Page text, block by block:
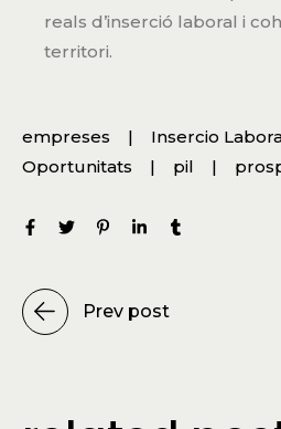
reals d’inserció laboral i
territori.
empreses
Insercio
Oportunitats
pil
Prev post